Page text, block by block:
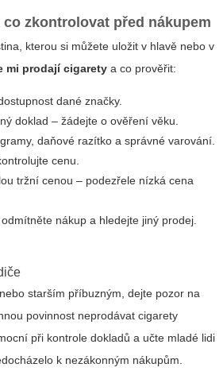
zkontrolovat před nákupem
kterou si můžete uložit v hlavě nebo v
mi prodají cigarety a co prověřit:
dané značky.
doklad – žádejte o ověření věku.
daňové razítko a správné varování.
cenu.
tržní cenou – podezřele nízká cena
nákup a hledejte jiný prodej.
starším příbuzným, dejte pozor na
povinnost neprodávat cigarety
při kontrole dokladů a učte mladé lidi
k nezákonným nákupům.